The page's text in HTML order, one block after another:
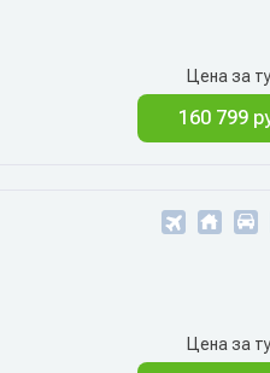
Цена за
160 799
Цена за